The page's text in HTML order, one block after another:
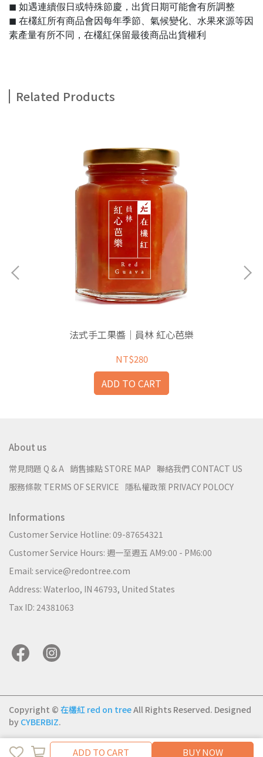
ADD TO CART BUY NOW
◼︎ 如遇連續假日或特殊節慶，出貨日期可能會有所調整
◼︎ 在欉紅所有商品會因每年季節、氣候變化、水果來源等因
素產量有所不同，在欉紅保留最後商品出貨權利
Related Products
法式手工果醬｜員林 紅心芭樂
NT$280
ADD TO CART
About us
常見問題 Q & A 銷售據點 STORE MAP 聯絡我們 CONTACT US
服務條款 TERMS OF SERVICE 隱私權政策 PRIVACY POLOCY
Informations
Customer Service Hotline: 09-87654321
Customer Service Hours: 週一至週五 AM9:00 - PM6:00
Email: service@redontree.com
Address: Waterloo, IN 46793, United States
Tax ID: 24381063
Copyright © 在欉紅 red on treeAll Rights Reserved. Designed
by CYBERBIZ.